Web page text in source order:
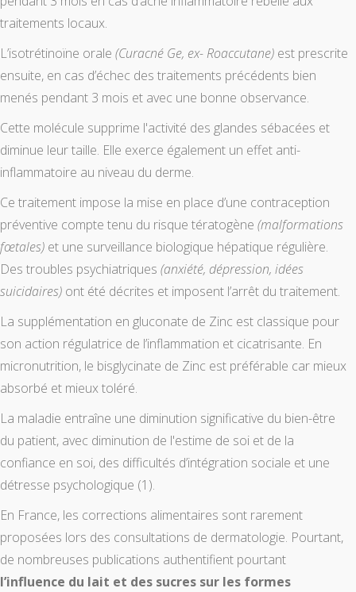
traitements locaux.
L’isotrétinoïne orale (Curacné Ge, ex- Roaccutane) est prescrite
ensuite, en cas d’échec des traitements précédents bien
menés pendant 3 mois et avec une bonne observance.
Cette molécule supprime l'activité des glandes sébacées et
diminue leur taille. Elle exerce également un effet anti-
inflammatoire au niveau du derme.
Ce traitement impose la mise en place d’une contraception
préventive compte tenu du risque tératogène (malformations
fœtales) et une surveillance biologique hépatique régulière.
Des troubles psychiatriques (anxiété, dépression, idées
suicidaires) ont été décrites et imposent l’arrêt du traitement.
La supplémentation en gluconate de Zinc est classique pour
son action régulatrice de l’inflammation et cicatrisante. En
micronutrition, le bisglycinate de Zinc est préférable car mieux
absorbé et mieux toléré.
La maladie entraîne une diminution significative du bien-être
du patient, avec diminution de l'estime de soi et de la
confiance en soi, des difficultés d’intégration sociale et une
détresse psychologique (1).
En France, les corrections alimentaires sont rarement
proposées lors des consultations de dermatologie. Pourtant,
de nombreuses publications authentifient pourtant
l’influence du lait et des sucres sur les formes